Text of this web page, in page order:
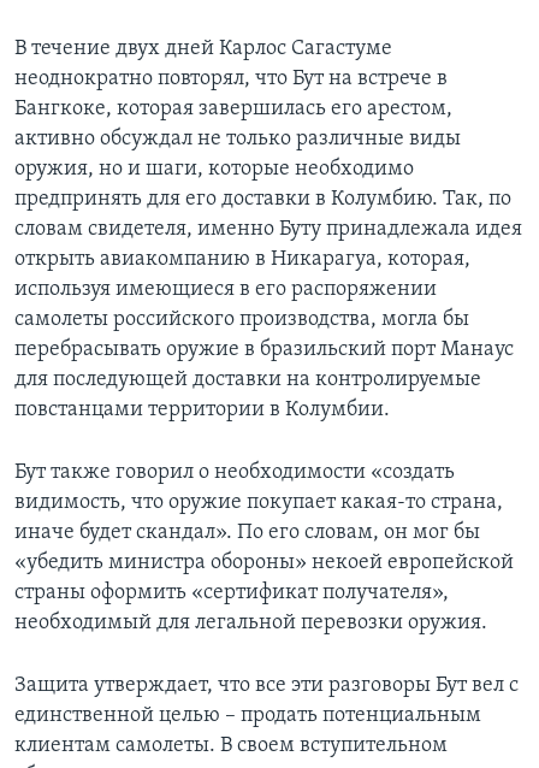
В течение двух дней Карлос Сагастуме
неоднократно повторял, что Бут на встрече в
Бангкоке, которая завершилась его арестом,
активно обсуждал не только различные виды
оружия, но и шаги, которые необходимо
предпринять для его доставки в Колумбию. Так, по
словам свидетеля, именно Буту принадлежала идея
открыть авиакомпанию в Никарагуа, которая,
используя имеющиеся в его распоряжении
самолеты российского производства, могла бы
перебрасывать оружие в бразильский порт Манаус
для последующей доставки на контролируемые
повстанцами территории в Колумбии.
Бут также говорил о необходимости «создать
видимость, что оружие покупает какая-то страна,
иначе будет скандал». По его словам, он мог бы
«убедить министра обороны» некоей европейской
страны оформить «сертификат получателя»,
необходимый для легальной перевозки оружия.
Защита утверждает, что все эти разговоры Бут вел с
единственной целью – продать потенциальным
клиентам самолеты. В своем вступительном